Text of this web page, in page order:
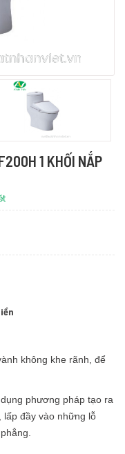
1 KHỐI NẮP
không khe rãnh, để
phương pháp tạo ra
lấp đầy vào những lỗ